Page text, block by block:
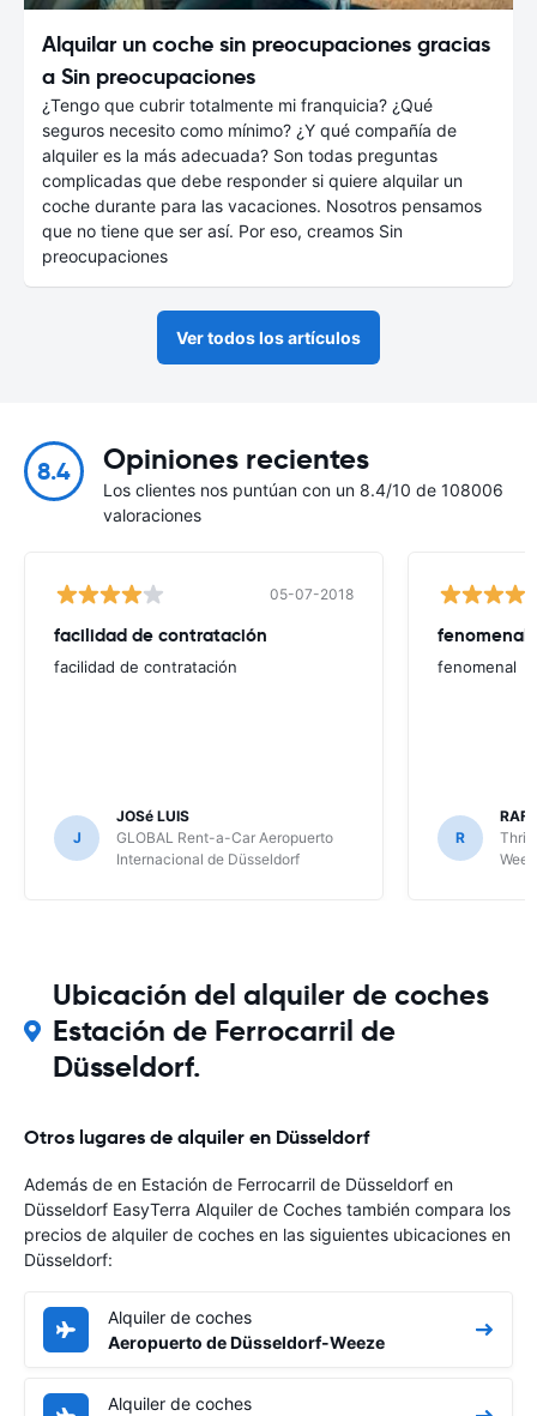
Alquilar un coche sin preocupaciones gracias
a Sin preocupaciones
¿Tengo que cubrir totalmente mi franquicia? ¿Qué
seguros necesito como mínimo? ¿Y qué compañía de
alquiler es la más adecuada? Son todas preguntas
complicadas que debe responder si quiere alquilar un
coche durante para las vacaciones. Nosotros pensamos
que no tiene que ser así. Por eso, creamos Sin
preocupaciones
Ver todos los artículos
8.4 Opiniones recientes
Los clientes nos puntúan con un 8.4/10 de 108006
valoraciones
05-07-2018
facilidad de contratación
facilidad de contratación
J
JOSé LUIS
GLOBAL Rent-a-Car Aeropuerto
Internacional de Düsseldorf
fenomenal
fenomenal
R
Ubicación del alquiler de coches
Estación de Ferrocarril de
Düsseldorf.
Otros lugares de alquiler en Düsseldorf
Además de en Estación de Ferrocarril de Düsseldorf en
Düsseldorf EasyTerra Alquiler de Coches también compara los
precios de alquiler de coches en las siguientes ubicaciones en
Düsseldorf:
Alquiler de coches
Aeropuerto de Düsseldorf-Weeze
Alquiler de coches